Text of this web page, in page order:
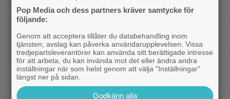
försenas – släpps 2027
Netflix
Nu på Netflix: Tidlös krigsklassiker från
1961 fick fullpott
Klassiker|”Hajen” i topp när Empires läsare
korar tidernas 100 bästa filmer
Pop Media och dess partners kräver samtycke för
följande:
Genom att acceptera tillåter du databehandling inom
tjänsten, avslag kan påverka användarupplevelsen. Vissa
tredjepartsleverantörer kan använda sitt berättigade intresse
för att arbeta, du kan invända mot det eller ändra andra
inställningar när som helst genom att välja "Inställningar"
längst ner på sidan.
Godkänn alla